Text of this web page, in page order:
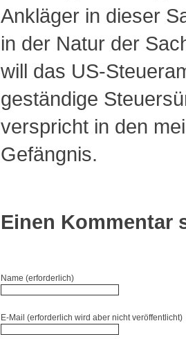
Ankläger in dieser
in der Natur der
will das US-
geständige
verspricht in den
Gefängnis.
Einen Kommentar
Name (erforderlich)
E-Mail (erforderlich wird aber nicht veröffentlicht)